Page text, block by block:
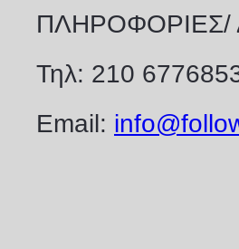
Τηλ: 210
Email: